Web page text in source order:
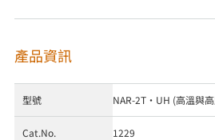
產品資訊
型號 NAR-2T・UH (高溫與
Cat.No. 1229